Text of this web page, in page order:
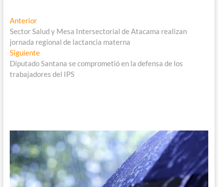
Navegación
de
entradas
AnteriorEntrada
anterior:
Sector Salud y Mesa Intersectorial de Atacama realizan
jornada regional de lactancia materna
SiguienteEntrada
siguiente:
Diputado Santana se comprometió en la defensa de los
trabajadores del IPS